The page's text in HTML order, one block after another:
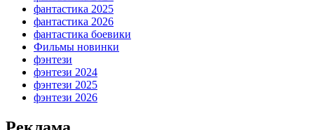
фантастика 2025
фантастика 2026
фантастика боевики
Фильмы новинки
фэнтези
фэнтези 2024
фэнтези 2025
фэнтези 2026